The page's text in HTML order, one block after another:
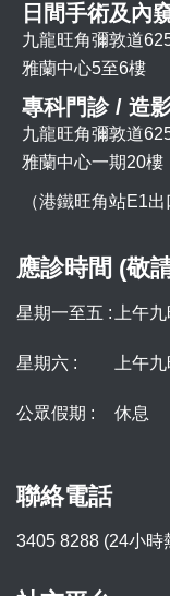
日間手術及內
九龍旺角彌敦道
雅蘭中心5至6樓
專科門診 / 造
九龍旺角彌敦道
雅蘭中心一期20樓
（港鐵旺角站E1出
應診時間 (敬
星期一至五 : 上午
星期六 : 上午
公眾假期 : 休息
聯絡電話
3405 8288 (24小時